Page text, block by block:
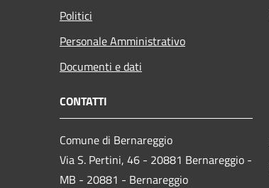
Politici
Personale Amministrativo
Documenti e dati
CONTATTI
Comune di Bernareggio
Via S. Pertini, 46 - 20881 Bernareggio -
MB - 20881 - Bernareggio